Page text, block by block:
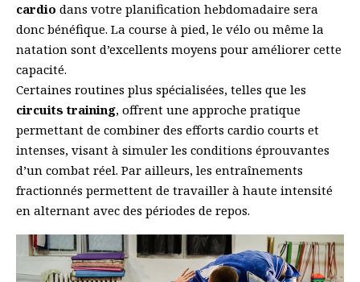
cardio dans votre planification hebdomadaire sera
donc bénéfique. La course à pied, le vélo ou même la
natation sont d’excellents moyens pour améliorer cette
capacité.
Certaines routines plus spécialisées, telles que les
circuits training, offrent une approche pratique
permettant de combiner des efforts cardio courts et
intenses, visant à simuler les conditions éprouvantes
d’un combat réel. Par ailleurs, les entraînements
fractionnés permettent de travailler à haute intensité
en alternant avec des périodes de repos.